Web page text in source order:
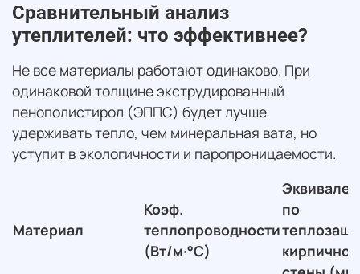
Сравнительный анализ
утеплителей: что эффективнее?
Не все материалы работают одинаково. При
одинаковой толщине экструдированный
пенополистирол (ЭППС) будет лучше
удерживать тепло, чем минеральная вата, но
уступит в экологичности и паропроницаемости.
Материал
Коэф.
теплопроводности
(Вт/м·°С)
по
кирпичной